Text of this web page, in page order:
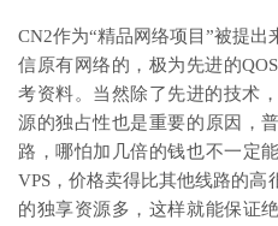
CN2作为“精品网络项目”被提
信原有网络的，极为先进的
考资料。当然除了先进的技术
源的独占性也是重要的原因，
路，哪怕加几倍的钱也不一定
VPS，价格卖得比其他线路的
的独享资源多，这样就能保证